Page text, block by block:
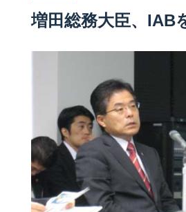
増田総務大臣、IAB